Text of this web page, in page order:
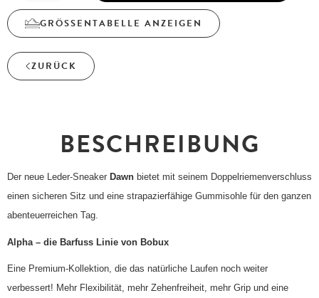
GRÖSSENTABELLE ANZEIGEN
ZURÜCK
BESCHREIBUNG
Der neue Leder-Sneaker Dawn bietet mit seinem Doppelriemenverschluss
einen sicheren Sitz und eine strapazierfähige Gummisohle für den ganzen
abenteuerreichen Tag.
Alpha – die Barfuss Linie von Bobux
Eine Premium-Kollektion, die das natürliche Laufen noch weiter
verbessert! Mehr Flexibilität, mehr Zehenfreiheit, mehr Grip und eine